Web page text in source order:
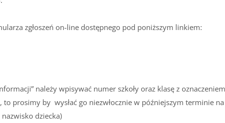
zgłoszeń on-line dostępnego pod poniższym linkiem:
należy wpisywać numer szkoły oraz klasę z
to prosimy by wysłać go niezwłocznie w późniejszym terminie
dziecka)